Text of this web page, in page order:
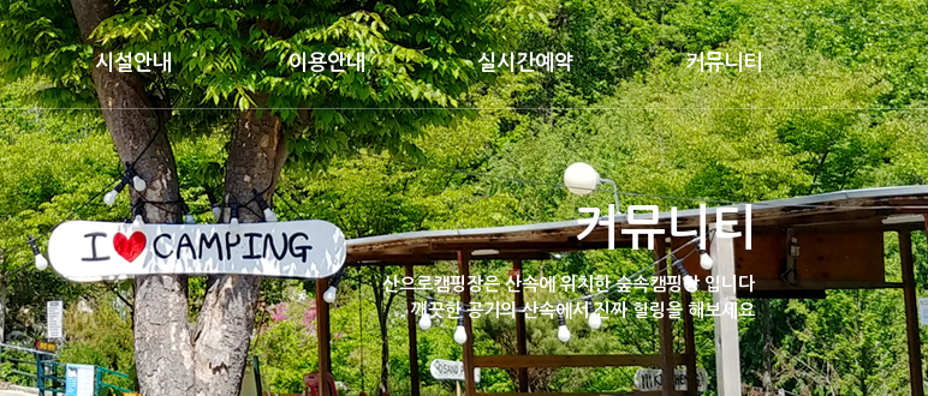
시설안내
캠핑장구역배치도
구역별사이트보기
캠핑하우스
편의시설
수영장
이용안내
캠핑장이용안내
캠핑하우스이용안내
요금안내
자주묻는질문
실시간예약
예약&취소
예약하기
커뮤니티
공지사항
Q&A
갤러리
이용후기
네이버카페
커뮤니티
산으로캠핑장은산속에 위치한 숲속캠핑장 입니다
깨끗한 공기의 산속에서진짜 힐링을 해보세요